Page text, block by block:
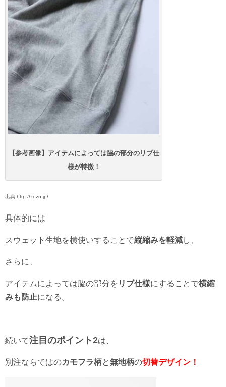
【参考画像】アイテムによっては脇の部分のリブ仕
様が特徴！
出典 http://zozo.jp/
具体的には
スウェット生地を横使いすることで縦縮みを軽減し、
さらに、
アイテムによっては脇の部分を リブ仕様にすることで横縮
みも防止になる。
続いて注目のポイント2は、
別注ならではのカモフラ柄と無地柄の切替デザイン！